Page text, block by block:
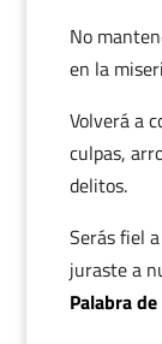
No
en la
Volverá a
culpas,
delitos.
Serás fiel
juraste a
Palabra